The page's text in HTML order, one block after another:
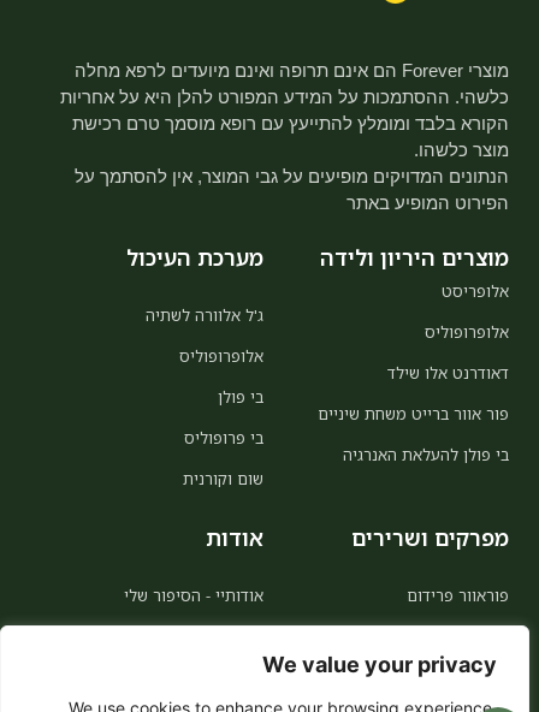
We value your privacy
We use cookies to enhance your browsing experience,
מוצרי Forever הם אינם תרופה ואינם מיועדים לרפא מחלה
כלשהי. ההסתמכות על המידע המפורט להלן היא על אחריות
הקורא בלבד ומומלץ להתייעץ עם רופא מוסמך טרם רכישת
מוצר כלשהו.
הנתונים המדויקים מופיעים על גבי המוצר, אין להסתמך על
הפירוט המופיע באתר
מוצרים היריון ולידה
אלופריסט
אלופרופוליס
דאודרנט אלו שילד
פור אוור ברייט משחת שיניים
בי פולן להעלאת האנרגיה
מערכת העיכול
ג'ל אלוורה לשתיה
אלופרופוליס
בי פולן
בי פרופוליס
שום וקורנית
מפרקים ושרירים
פוראוור פרידום
אלו קולינג
אודות
אודותיי - הסיפור שלי